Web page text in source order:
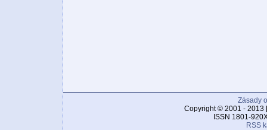
Zásady
Copyright © 2001 - 2013
ISSN 1801-
RSS